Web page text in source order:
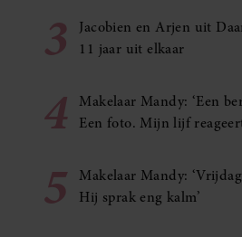
3
Jacobien en Arjen uit
11 jaar uit elkaar
4
Makelaar Mandy: ‘Een
Een foto. Mijn lijf
5
Makelaar Mandy:
Hij sprak eng kalm’